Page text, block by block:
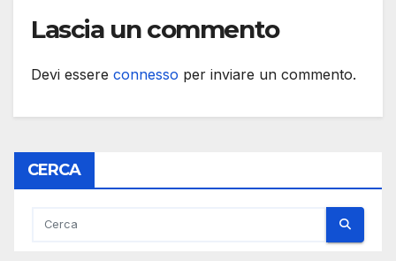
Lascia un commento
Devi essere connesso per inviare un commento.
CERCA